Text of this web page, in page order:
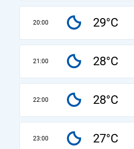
20:00 29°C
21:00 28°C
22:00 28°C
23:00 27°C